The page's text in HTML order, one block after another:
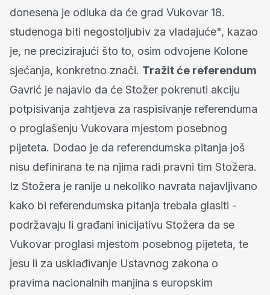
donesena je odluka da će grad Vukovar 18.
studenoga biti negostoljubiv za vladajuće", kazao
je, ne precizirajući što to, osim odvojene Kolone
sjećanja, konkretno znači. Tražit će referendum
Gavrić je najavio da će Stožer pokrenuti akciju
potpisivanja zahtjeva za raspisivanje referenduma
o proglašenju Vukovara mjestom posebnog
pijeteta. Dodao je da referendumska pitanja još
nisu definirana te na njima radi pravni tim Stožera.
Iz Stožera je ranije u nekoliko navrata najavljivano
kako bi referendumska pitanja trebala glasiti -
podržavaju li građani inicijativu Stožera da se
Vukovar proglasi mjestom posebnog pijeteta, te
jesu li za usklađivanje Ustavnog zakona o
pravima nacionalnih manjina s europskim